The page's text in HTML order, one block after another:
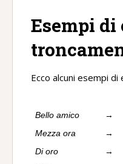
Esempi di
Ecco alcuni esempi di
Bello amico →
Mezza ora
→
Di oro
→